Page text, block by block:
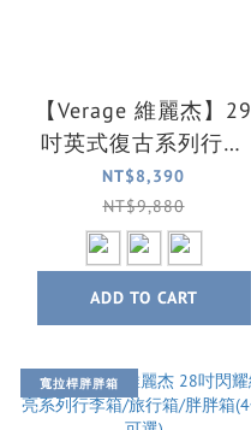
【Verage 維麗杰】29
吋英式復古系列行李
箱/旅行箱
NT$8,390
NT$9,880
ADD TO CART
寬拉桿胖胖箱